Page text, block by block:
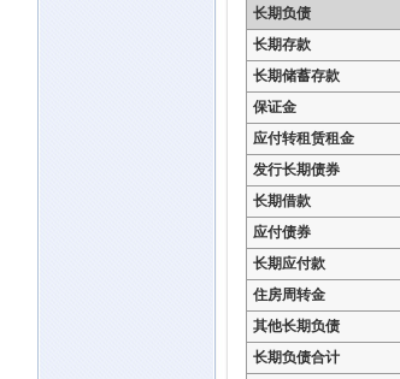
长期负债
长期存款
长期储蓄存款
保证金
应付转租赁租金
发行长期债券
长期借款
应付债券
长期应付款
住房周转金
其他长期负债
长期负债合计